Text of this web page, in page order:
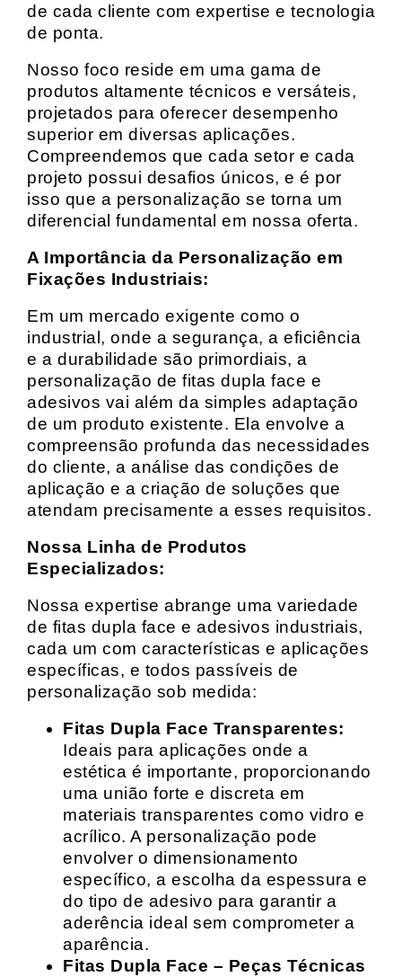
de cada cliente com expertise e tecnologia
de ponta.
Nosso foco reside em uma gama de
produtos altamente técnicos e versáteis,
projetados para oferecer desempenho
superior em diversas aplicações.
Compreendemos que cada setor e cada
projeto possui desafios únicos, e é por
isso que a personalização se torna um
diferencial fundamental em nossa oferta.
A Importância da Personalização em
Fixações Industriais:
Em um mercado exigente como o
industrial, onde a segurança, a eficiência
e a durabilidade são primordiais, a
personalização de fitas dupla face e
adesivos vai além da simples adaptação
de um produto existente. Ela envolve a
compreensão profunda das necessidades
do cliente, a análise das condições de
aplicação e a criação de soluções que
atendam precisamente a esses requisitos.
Nossa Linha de Produtos
Especializados:
Nossa expertise abrange uma variedade
de fitas dupla face e adesivos industriais,
cada um com características e aplicações
específicas, e todos passíveis de
personalização sob medida:
Fitas Dupla Face Transparentes:
Ideais para aplicações onde a
estética é importante, proporcionando
uma união forte e discreta em
materiais transparentes como vidro e
acrílico. A personalização pode
envolver o dimensionamento
específico, a escolha da espessura e
do tipo de adesivo para garantir a
aderência ideal sem comprometer a
aparência.
Fitas Dupla Face – Peças Técnicas